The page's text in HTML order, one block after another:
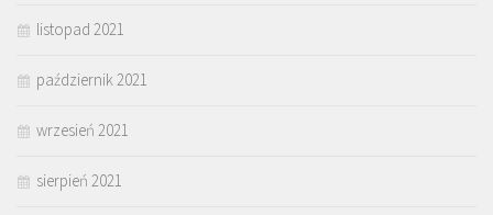
listopad 2021
październik 2021
wrzesień 2021
sierpień 2021